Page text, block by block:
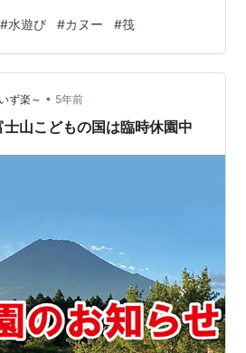
う訳で、子どもも大人も「涼」に
へデリカD:5で向かったのでした！
！ まずはカヌーで水面をお散歩 飛
山の湧き水 釣り堀でリベンジ 手
長女は遂にひとり立ち 本日の仕上
#水遊び #カヌー #筏
ず楽～ • 5年前
山こどもの国は臨時休園中